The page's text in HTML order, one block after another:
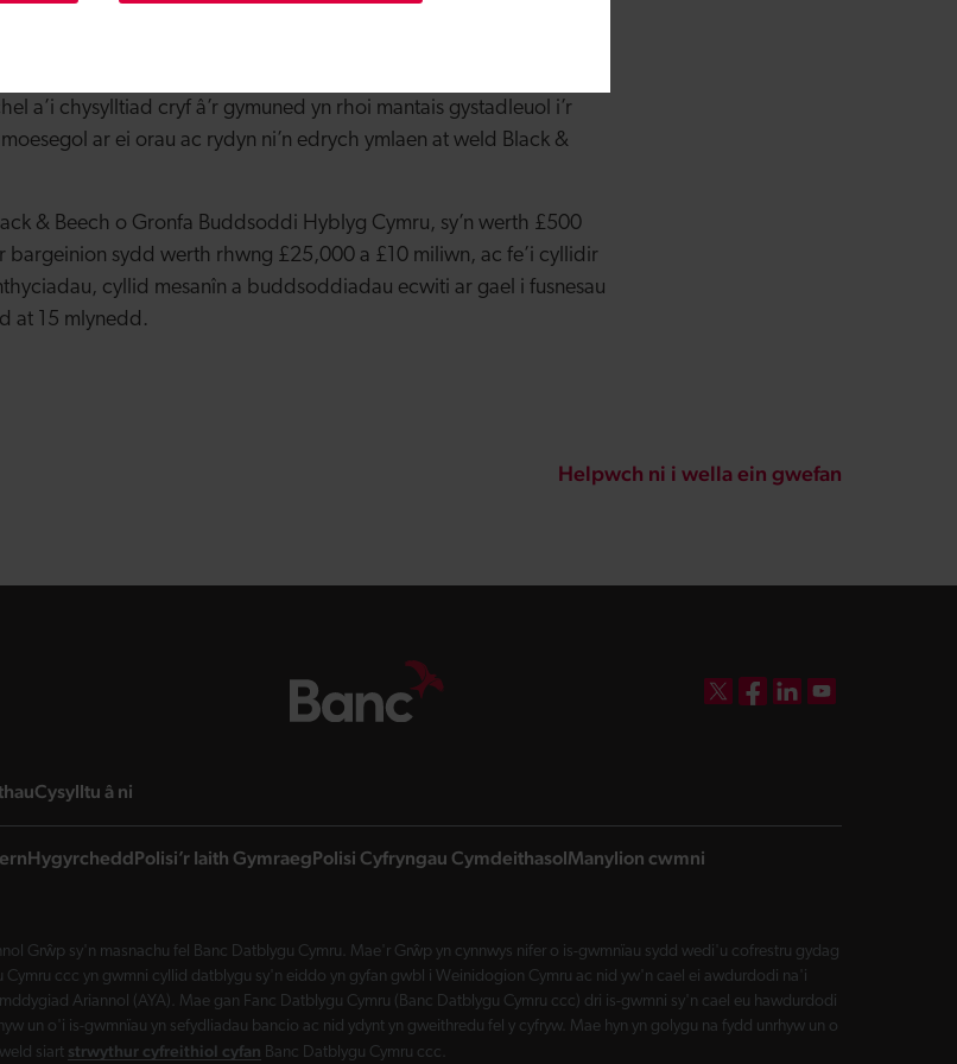
a’i chysylltiad cryf â’r gymuned yn rhoi mantais gystadleuol i’r
ar ei orau ac rydyn ni’n edrych ymlaen at weld Black &
& Beech o Gronfa Buddsoddi Hyblyg Cymru, sy’n werth £500
bargeinion sydd werth rhwng £25,000 a £10 miliwn, ac fe’i cyllidir
cyllid mesanîn a buddsoddiadau ecwiti ar gael i fusnesau
at 15 mlynedd.
Helpwch ni i wella ein gwefan
landing page
Cysylltu â nilanding page
HygyrcheddPolisi’r Iaith GymraegPolisi Cyfryngau CymdeithasolManylion cwmni
Grŵp sy'n masnachu fel Banc Datblygu Cymru. Mae'r Grŵp yn cynnwys nifer o is-gwmnïau sydd wedi'u cofrestru gydag
ccc yn gwmni cyllid datblygu sy'n eiddo yn gyfan gwbl i Weinidogion Cymru ac nid yw'n cael ei awdurdodi na'i
Ariannol (AYA). Mae gan Fanc Datblygu Cymru (Banc Datblygu Cymru ccc) dri is-gwmni sy'n cael eu hawdurdodi
un o'i is-gwmnïau yn sefydliadau bancio ac nid ydynt yn gweithredu fel y cyfryw. Mae hyn yn golygu na fydd unrhyw un o
siart strwythur cyfreithiol cyfan Banc Datblygu Cymru ccc.